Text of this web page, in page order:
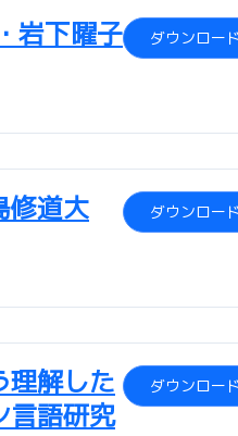
岩下曜子
ダウンロー
修道大
ダウンロー
理解した
言語研究
ダウンロー